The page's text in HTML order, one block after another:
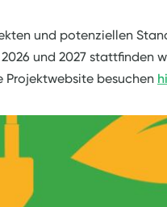
und potenziellen
und 2027 stattfinden
Projektwebsite besuchen